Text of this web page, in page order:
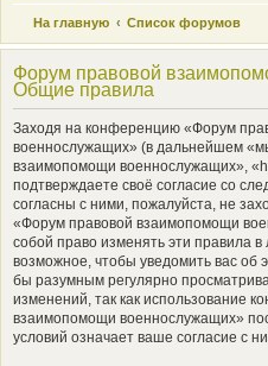
На главную
Список форумов
Форум правовой
Общие правила
Заходя на конференцию «Форум
военнослужащих» (в дальнейшем
взаимопомощи военнослужащих»,
подтверждаете своё согласие со
согласны с ними, пожалуйста, не
«Форум правовой взаимопомощи
собой право изменять эти правила
возможное, чтобы уведомить вас об
бы разумным регулярно
изменений, так как использование
взаимопомощи военнослужащих»
условий означает ваше согласие с